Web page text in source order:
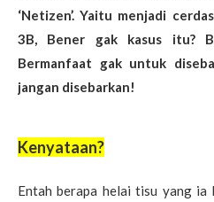
‘Netizen’. Yaitu menjadi
3B, Bener gak kasus itu?
Bermanfaat gak untuk
jangan disebarkan!
Kenyataan?
Entah berapa helai tisu yang ia